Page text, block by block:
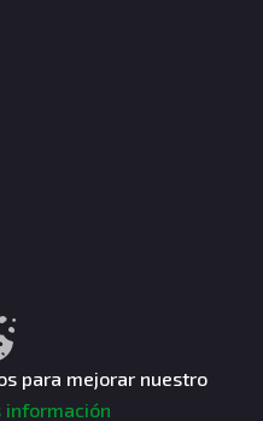
derechos reservados.
para mejorar nuestro
información